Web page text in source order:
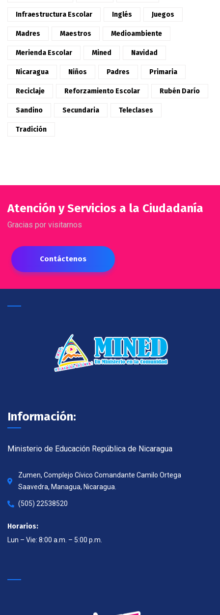
Infraestructura Escolar Inglés Juegos
Madres Maestros Medioambiente
Merienda Escolar Mined Navidad
Nicaragua Niños Padres Primaria
Reciclaje Reforzamiento Escolar Rubén Darío
Sandino Secundaria Teleclases
Tradición
Atención y Servicios a la Ciudadanía
Gracias por visitarnos
Contáctenos
Información:
Ministerio de Educación República de Nicaragua
Zumen, Complejo Cívico Comandante Camilo Ortega
Saavedra, Managua, Nicaragua.
(505) 22538520
Horarios:
Lun – Vie: 8:00 a.m. – 5:00 p.m.